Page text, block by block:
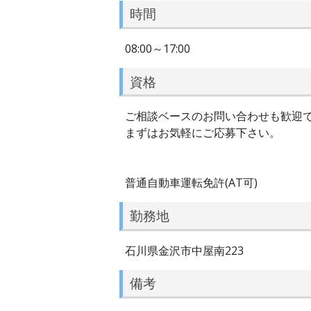
時間
08:00～17:00
資格
ご相談ベースのお問い合わせも歓迎
まずはお気軽にご応募下さい。
普通自動車運転免許(AT可)
勤務地
石川県金沢市中屋南223
備考